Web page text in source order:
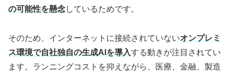
の可能性を懸念しているためです。
そのため、インターネットに接続されていないオンプレミ
ス環境で自社独自の生成AIを導入する動きが注目されてい
ます。ランニングコストを抑えながら、医療、金融、製造